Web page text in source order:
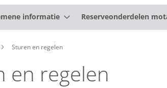
informatie Reserveonderdelen
Sturen en regelen
en regelen